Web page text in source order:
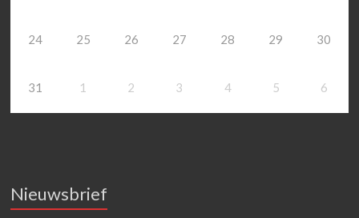
24 25 26 27 28 29 30
31 1 2 3 4 5 6
Nieuwsbrief